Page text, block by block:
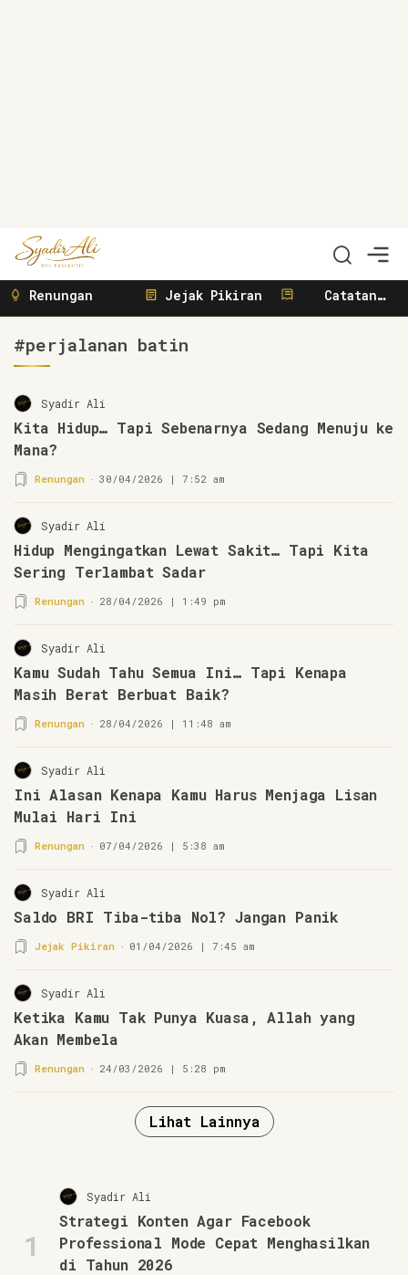
Syadir Ali
Menulis, Berbisnis, Meliput, Menggerakkan
Renungan Jejak Pikiran
Catatan
#perjalanan batin
Syadir Ali
Kita Hidup… Tapi Sebenarnya Sedang Menuju ke
Mana?
Renungan 30/04/2026 | 7:52 am
Syadir Ali
Hidup Mengingatkan Lewat Sakit… Tapi Kita
Sering Terlambat Sadar
Renungan 28/04/2026 | 1:49 pm
Syadir Ali
Kamu Sudah Tahu Semua Ini… Tapi Kenapa
Masih Berat Berbuat Baik?
Renungan 28/04/2026 | 11:48 am
Syadir Ali
Ini Alasan Kenapa Kamu Harus Menjaga Lisan
Mulai Hari Ini
Renungan 07/04/2026 | 5:38 am
Syadir Ali
Saldo BRI Tiba-tiba Nol? Jangan Panik
Jejak Pikiran 01/04/2026 | 7:45 am
Syadir Ali
Ketika Kamu Tak Punya Kuasa, Allah yang
Akan Membela
Renungan 24/03/2026 | 5:28 pm
Lihat Lainnya
1
Syadir Ali
Strategi Konten Agar Facebook
Professional Mode Cepat Menghasilkan
di Tahun 2026